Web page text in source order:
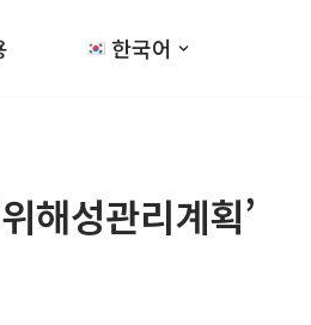
한국어
해성관리계획’